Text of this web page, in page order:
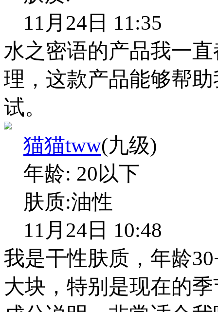
11月24日 11:35
水之密语的产品我一
理，这款产品能够帮
试。
猫猫tww(九级)
年龄: 20以下
肤质:油性
11月24日 10:48
我是干性肤质，年龄
大块，特别是现在的